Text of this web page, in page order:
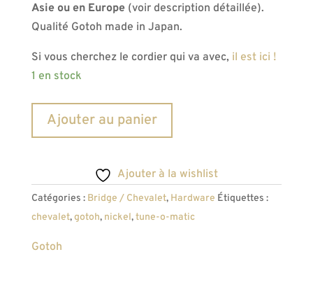
Asie ou en Europe(voir description détaillée).
Qualité Gotoh made in Japan.
Si vous cherchez le cordier qui va avec, il est ici !
1 en stock
quantité
O-
Matic
Gotoh
GE103B-
Ajouter au panier
e
r
Ajouter à la wishlist
Catégories : Bridge / Chevalet, Hardware Étiquettes :
chevalet,gotoh, nickel,tune-o-matic
Gotoh